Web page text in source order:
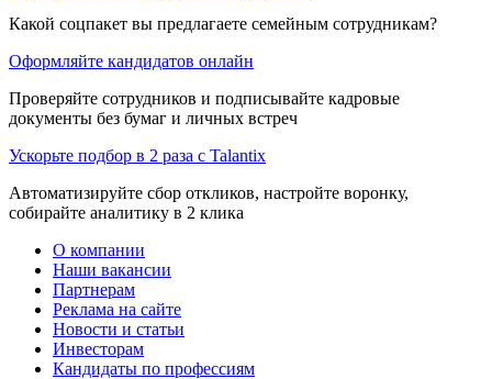
Какой соцпакет вы предлагаете семейным сотрудникам?
Оформляйте кандидатов онлайн
Проверяйте сотрудников и подписывайте кадровые
документы без бумаг и личных встреч
Ускорьте подбор в 2 раза с Talantix
Автоматизируйте сбор откликов, настройте воронку,
собирайте аналитику в 2 клика
О компании
Наши вакансии
Партнерам
Реклама на сайте
Новости и статьи
Инвесторам
Кандидаты по профессиям